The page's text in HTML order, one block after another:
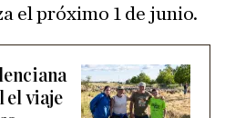
el próximo 1 de junio.
el viaje